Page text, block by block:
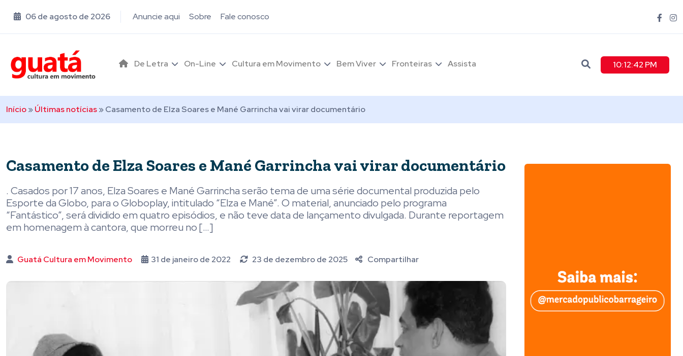
06 de agosto de 2026 Anuncie aqui Sobre Fale conosco
De Letra On-Line Cultura em Movimento Bem Viver Fronteiras Assista 10:12:43 PM
Início»Últimas notícias»Casamento de Elza Soares e Mané Garrincha vai virar documentário
Casamento de Elza Soares e Mané Garrincha vai virar documentário
. Casados por 17 anos, Elza Soares e Mané Garrincha serão tema de uma série documental produzida pelo
Esporte da Globo, para o Globoplay, intitulado “Elza e Mané”. O material, anunciado pelo programa
“Fantástico”, será dividido em quatro episódios, e não teve data de lançamento divulgada. Durante reportagem
em homenagem à cantora, que morreu no […]
Guatá Cultura em Movimento 31 de janeiro de 2022 23 de dezembro de 2025 Compartilhar